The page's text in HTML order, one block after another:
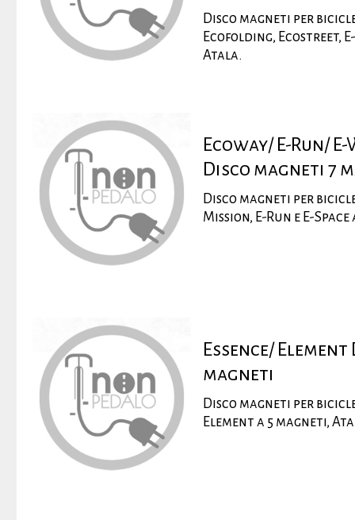
Disco magneti per
Ecofolding, Ecostreet, E-
Atala.
Ecoway/ E-Run/
Disco magneti 7
Disco magneti per
Mission, E-Run e E-
Essence/
magneti
Disco magneti per
Element a 5 magneti,